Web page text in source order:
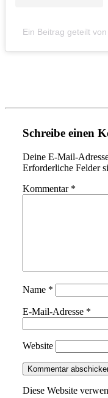
Ein Beitrag geteilt
Schreibe einen
Deine E-Mail-
Erforderliche Felder
Kommentar *
Name *
E-Mail-Adresse *
Website
Diese Website